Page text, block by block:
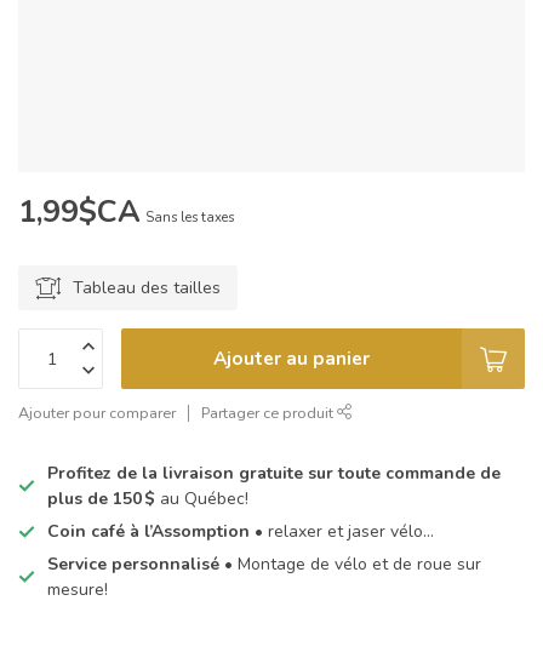
1,99$CA Sans les taxes
Tableau des tailles
Ajouter au panier
Ajouter pour comparer Partager ce produit
Profitez de la livraison gratuite sur toute commande de
plus de 150 $ au Québec!
Coin café à l’Assomption • relaxer et jaser vélo…
Service personnalisé • Montage de vélo et de roue sur
mesure!